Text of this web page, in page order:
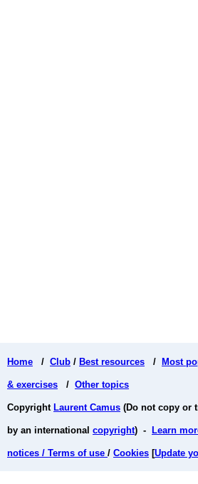
Home / Club / Best resources / Most
& exercises / Other topics
Copyright Laurent Camus (Do not copy or
by an international copyright) - Learn
notices / Terms of use / Cookies [Update